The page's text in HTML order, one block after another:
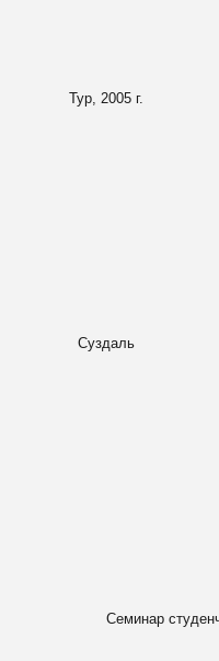
Тур, 2005 г.
Суздаль
Семинар